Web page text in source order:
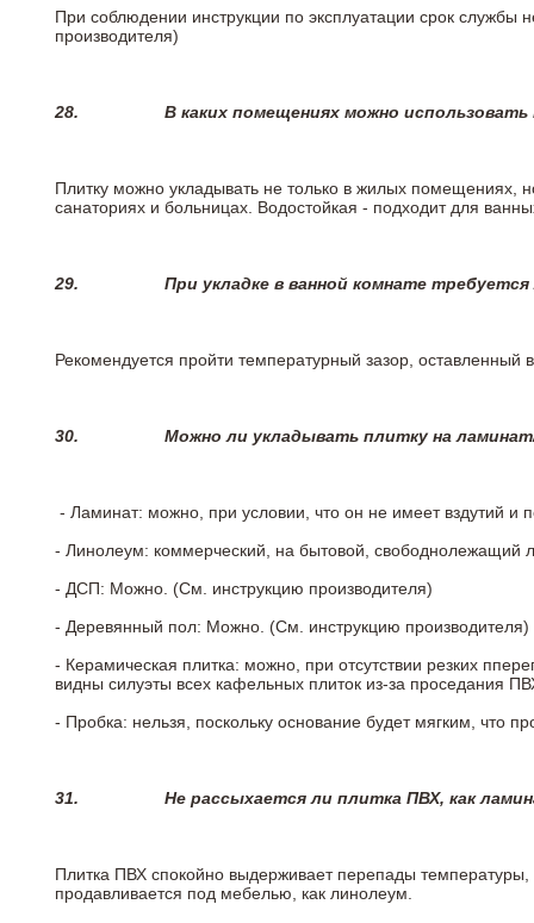
При соблюдении инструкции по эксплуатации срок
производителя)
28. В каких помещениях можно
Плитку можно укладывать не только в жилых помещениях,
санаториях и больницах. Водостойкая - подходит для
29. При укладке в ванной комнате
Рекомендуется пройти температурный зазор,
30. Можно ли укладывать плитку на
- Ламинат: можно, при условии, что он не имеет вздутий
- Линолеум: коммерческий, на бытовой, свободнолежащий
- ДСП: Можно. (См. инструкцию производителя)
- Деревянный пол: Можно. (См. инструкцию производителя)
- Керамическая плитка: можно, при отсутствии резких
видны силуэты всех кафельных плиток из-за проседания
- Пробка: нельзя, поскольку основание будет мягким, что
31. Не рассыхается ли плитка ПВХ, как
Плитка ПВХ спокойно выдерживает перепады температуры,
продавливается под мебелью, как линолеум.